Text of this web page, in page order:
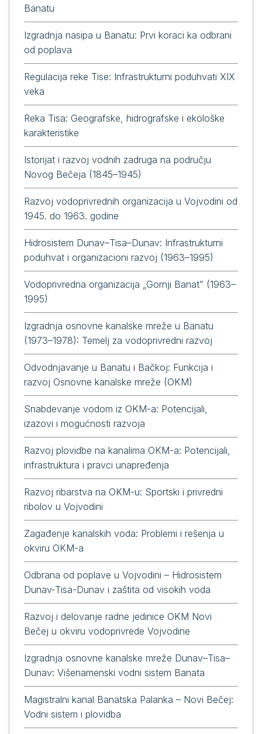
Banatu
Izgradnja nasipa u Banatu: Prvi koraci ka odbrani
od poplava
Regulacija reke Tise: Infrastrukturni poduhvati XIX
veka
Reka Tisa: Geografske, hidrografske i ekološke
karakteristike
Istorijat i razvoj vodnih zadruga na području
Novog Bečeja (1845–1945)
Razvoj vodoprivrednih organizacija u Vojvodini od
1945. do 1963. godine
Hidrosistem Dunav–Tisa–Dunav: Infrastrukturni
poduhvat i organizacioni razvoj (1963–1995)
Vodoprivredna organizacija „Gornji Banat” (1963–
1995)
Izgradnja osnovne kanalske mreže u Banatu
(1973–1978): Temelj za vodoprivredni razvoj
Odvodnjavanje u Banatu i Bačkoj: Funkcija i
razvoj Osnovne kanalske mreže (OKM)
Snabdevanje vodom iz OKM-a: Potencijali,
izazovi i mogućnosti razvoja
Razvoj plovidbe na kanalima OKM-a: Potencijali,
infrastruktura i pravci unapređenja
Razvoj ribarstva na OKM-u: Sportski i privredni
ribolov u Vojvodini
Zagađenje kanalskih voda: Problemi i rešenja u
okviru OKM-a
Odbrana od poplave u Vojvodini – Hidrosistem
Dunav-Tisa-Dunav i zaštita od visokih voda
Razvoj i delovanje radne jedinice OKM Novi
Bečej u okviru vodoprivrede Vojvodine
Izgradnja osnovne kanalske mreže Dunav–Tisa–
Dunav: Višenamenski vodni sistem Banata
Magistralni kanal Banatska Palanka – Novi Bečej:
Vodni sistem i plovidba